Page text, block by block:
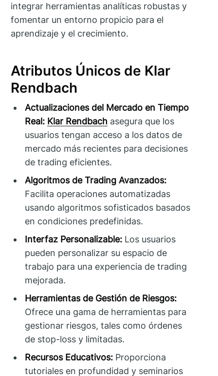
integrar herramientas analíticas robustas y
fomentar un entorno propicio para el
aprendizaje y el crecimiento.
Atributos Únicos de Klar
Rendbach
Actualizaciones del Mercado en Tiempo
Real: Klar Rendbach asegura que los
usuarios tengan acceso a los datos de
mercado más recientes para decisiones
de trading eficientes.
Algoritmos de Trading Avanzados:
Facilita operaciones automatizadas
usando algoritmos sofisticados basados
en condiciones predefinidas.
Interfaz Personalizable: Los usuarios
pueden personalizar su espacio de
trabajo para una experiencia de trading
mejorada.
Herramientas de Gestión de Riesgos:
Ofrece una gama de herramientas para
gestionar riesgos, tales como órdenes
de stop-loss y limitadas.
Recursos Educativos: Proporciona
tutoriales en profundidad y seminarios